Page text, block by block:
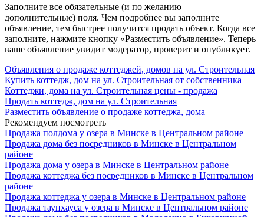
Заполните все обязательные (и по желанию —
дополнительные) поля. Чем подробнее вы заполните
объявление, тем быстрее получится продать объект. Когда все
заполните, нажмите кнопку «Разместить объявление». Теперь
ваше объявление увидит модератор, проверит и опубликует.
Объявления о продаже коттеджей, домов на ул. Строительная
Купить коттедж, дом на ул. Строительная от собственника
Коттеджи, дома на ул. Строительная цены - продажа
Продать коттедж, дом на ул. Строительная
Разместить объявление о продаже коттеджа, дома
Рекомендуем посмотреть
Продажа полдома у озера в Минске в Центральном районе
Продажа дома без посредников в Минске в Центральном
районе
Продажа дома у озера в Минске в Центральном районе
Продажа коттеджа без посредников в Минске в Центральном
районе
Продажа коттеджа у озера в Минске в Центральном районе
Продажа таунхауса у озера в Минске в Центральном районе